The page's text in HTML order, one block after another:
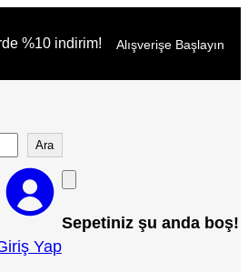
%10 indirim! Alışverişe Başlayın
Ara
Yap
Sepetiniz şu anda boş!